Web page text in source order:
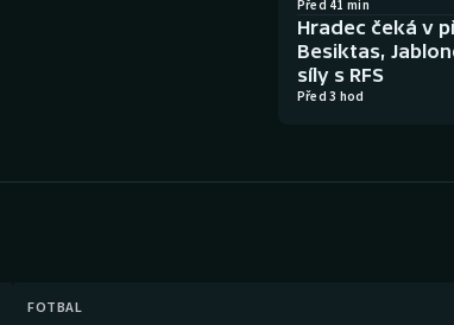
Volejbal
Před 41 min
Hradec čeká v
Besiktas,
síly s RFS
Před 3 hod
FOTBAL